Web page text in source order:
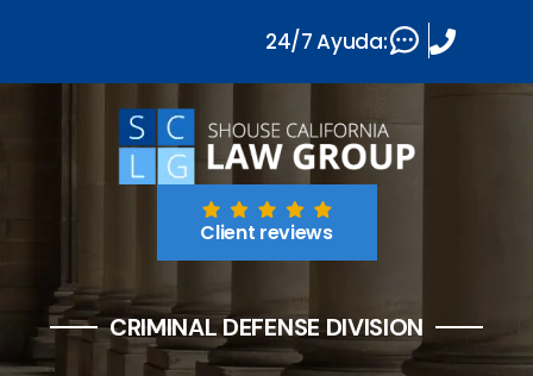
Client reviews
CRIMINAL DEFENSE DIVISION
24/7 Ayuda: